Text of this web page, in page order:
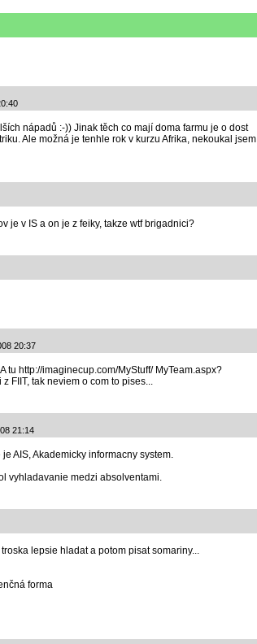
nápadů :-)) Jinak těch co mají doma farmu je o dost
Ale možná je tenhle rok v kurzu Afrika, nekoukal jsem
je v IS a on je z feiky, takze wtf brigadnici?
20:37
tu http://imaginecup.com/MyStuff/ MyTeam.aspx?
FIIT, tak neviem o com to pises...
21:14
AIS, Akademicky informacny system.
vyhladavanie medzi absolventami.
lepsie hladat a potom pisat somariny...
forma